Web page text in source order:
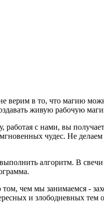
в то, что магию
живую рабочую
с нами, вы
чудес. Не
алгоритм. В
чем мы занимаемся -
и злободневных тем